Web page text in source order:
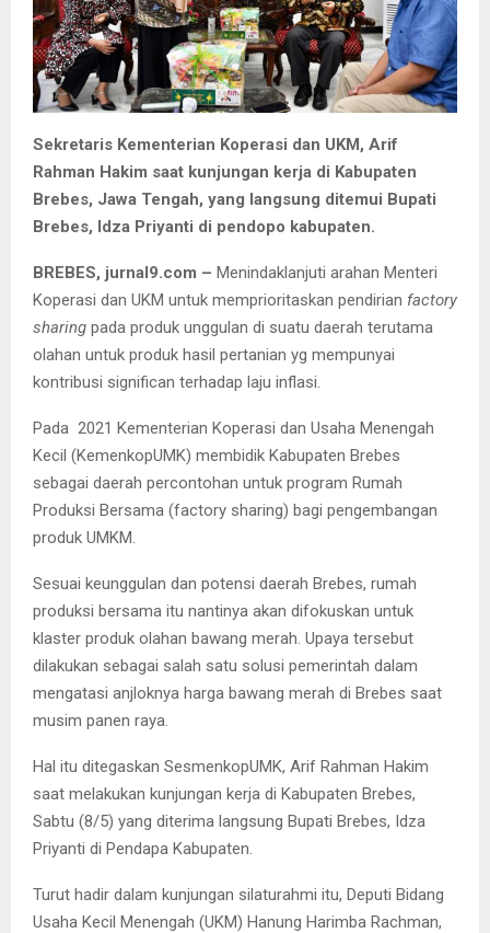
Sekretaris Kementerian Koperasi dan UKM, Arif
Rahman Hakim saat kunjungan kerja di Kabupaten
Brebes, Jawa Tengah, yang langsung ditemui Bupati
Brebes, Idza Priyanti di pendopo kabupaten.
BREBES, jurnal9.com – Menindaklanjuti arahan Menteri
Koperasi dan UKM untuk memprioritaskan pendirian factory
sharing pada produk unggulan di suatu daerah terutama
olahan untuk produk hasil pertanian yg mempunyai
kontribusi significan terhadap laju inflasi.
Pada 2021 Kementerian Koperasi dan Usaha Menengah
Kecil (KemenkopUMK) membidik Kabupaten Brebes
sebagai daerah percontohan untuk program Rumah
Produksi Bersama (factory sharing) bagi pengembangan
produk UMKM.
Sesuai keunggulan dan potensi daerah Brebes, rumah
produksi bersama itu nantinya akan difokuskan untuk
klaster produk olahan bawang merah. Upaya tersebut
dilakukan sebagai salah satu solusi pemerintah dalam
mengatasi anjloknya harga bawang merah di Brebes saat
musim panen raya.
Hal itu ditegaskan SesmenkopUMK, Arif Rahman Hakim
saat melakukan kunjungan kerja di Kabupaten Brebes,
Sabtu (8/5) yang diterima langsung Bupati Brebes, Idza
Priyanti di Pendapa Kabupaten.
Turut hadir dalam kunjungan silaturahmi itu, Deputi Bidang
Usaha Kecil Menengah (UKM) Hanung Harimba Rachman,